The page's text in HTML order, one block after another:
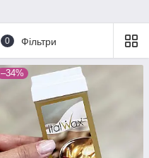
0 Фільтри
–34%